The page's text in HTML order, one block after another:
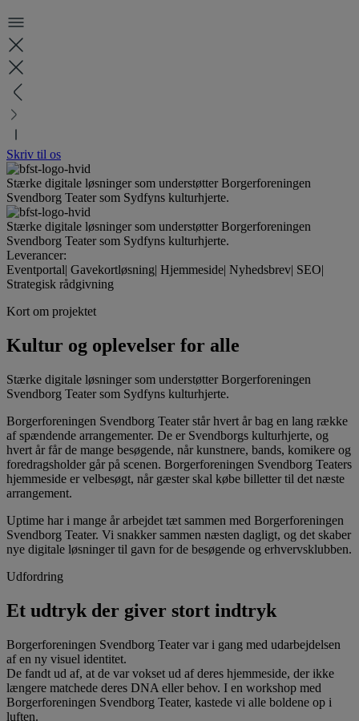
Skriv til os
Stærke digitale løsninger som understøtter Borgerforeningen
Svendborg Teater som Sydfyns kulturhjerte.
Stærke digitale løsninger som understøtter Borgerforeningen
Svendborg Teater som Sydfyns kulturhjerte.
Leverancer:
Eventportal| Gavekortløsning| Hjemmeside| Nyhedsbrev| SEO|
Strategisk rådgivning
Kort om projektet
Kultur og oplevelser for alle
Stærke digitale løsninger som understøtter Borgerforeningen
Svendborg Teater som Sydfyns kulturhjerte.
Borgerforeningen Svendborg Teater står hvert år bag en lang række
af spændende arrangementer. De er Svendborgs kulturhjerte, og
hvert år får de mange besøgende, når kunstnere, bands, komikere og
foredragsholder går på scenen. Borgerforeningen Svendborg Teaters
hjemmeside er velbesøgt, når gæster skal købe billetter til det næste
arrangement.
Uptime har i mange år arbejdet tæt sammen med Borgerforeningen
Svendborg Teater. Vi snakker sammen næsten dagligt, og det skaber
nye digitale løsninger til gavn for de besøgende og erhvervsklubben.
Udfordring
Et udtryk der giver stort indtryk
Borgerforeningen Svendborg Teater var i gang med udarbejdelsen
af en ny visuel identitet.
De fandt ud af, at de var vokset ud af deres hjemmeside, der ikke
længere matchede deres DNA eller behov. I en workshop med
Borgerforeningen Svendborg Teater, kastede vi alle boldene op i
luften.